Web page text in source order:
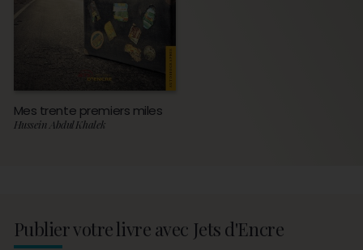
Mes trente premiers miles
Hussein Abdul Khalek
Publier votre livre avec Jets d'Encre